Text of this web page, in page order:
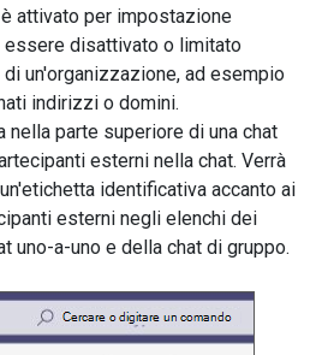
attivato per impostazione
essere disattivato o limitato
un'organizzazione, ad esempio
indirizzi o domini.
nella parte superiore di una chat
esterni nella chat. Verrà
identificativa accanto ai
esterni negli elenchi dei
uno-a-uno e della chat di gruppo.